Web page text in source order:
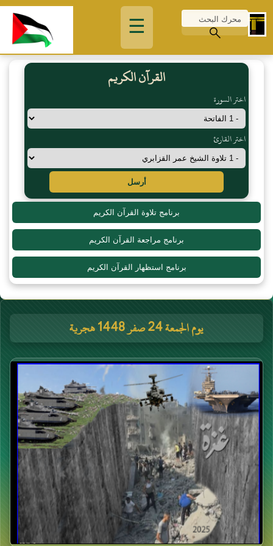
☰
القرآن الكريم
اختر السورة
اختر القارئ
أرسل
برنامج تلاوة القرآن الكريم
برنامج مراجعة القرآن الكريم
برنامج استظهار القرآن الكريم
يوم الجمعة 24 صفر 1448 هجرية